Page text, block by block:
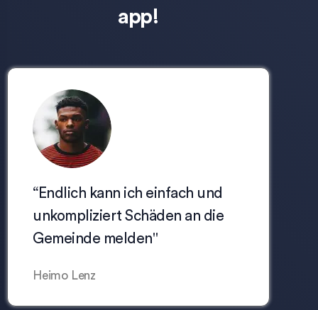
app!
“Endlich kann ich einfach und
unkompliziert Schäden an die
Gemeinde melden"
Heimo Lenz